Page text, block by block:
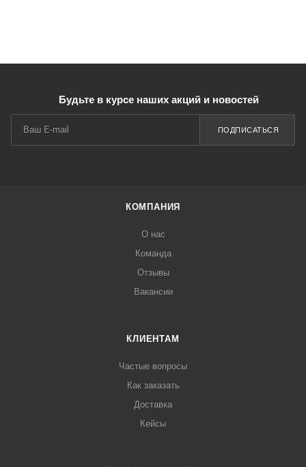
Будьте в курсе наших акций и новостей
ПОДПИСАТЬСЯ
КОМПАНИЯ
О нас
Команда
Отзывы
Вакансии
КЛИЕНТАМ
Частые вопросы
Как заказать
Доставка
Кейсы